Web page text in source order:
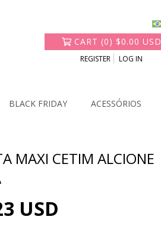
CART (0) $0.00 USD
REGISTER LOG IN
BLACK FRIDAY ACESSÓRIOS
MAXI CETIM ALCIONE
USD